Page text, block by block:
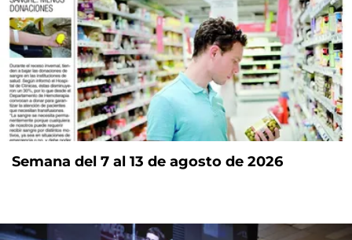
Semana del 7 al 13 de agosto de 2026